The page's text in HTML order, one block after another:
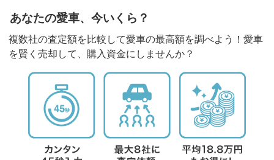
あなたの愛車、今いくら？
複数社の査定額を比較して愛車の最高額を調べよう！愛車
を賢く売却して、購入資金にしませんか？